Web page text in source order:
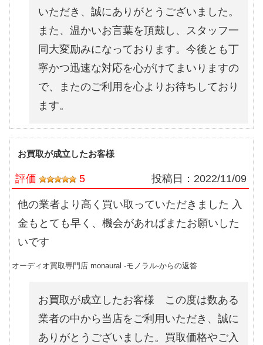
いただき、誠にありがとうございました。
また、温かいお言葉を頂戴し、スタッフ一
同大変励みになっております。今後とも丁
寧かつ迅速な対応を心がけてまいりますの
で、またのご利用を心よりお待ちしており
ます。
お買取が成立したお客様
評価 5 投稿日： 2022/11/09
他の業者より高く買い取っていただきました 入
金もとても早く、機会があればまたお願いした
いです
オーディオ買取専門店 monaural -モノラル-からの返答
お買取が成立したお客様 この度は数ある
業者の中から当店をご利用いただき、誠に
ありがとうございました。買取価格やご入